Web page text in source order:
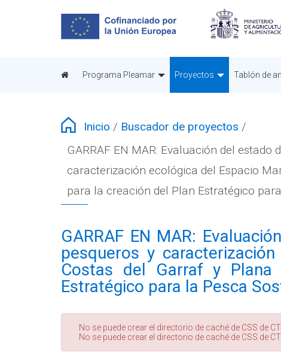
Programa Pleamar Proyectos Tablón de
Inicio / Buscador de proyectos /
GARRAF EN MAR: Evaluación del
caracterización ecológica del Espacio
para la creación del Plan Estratégico
GARRAF EN MAR:
pesqueros y
Costas del Garraf y
Estratégico para la Pesca
Mensaje
de
error
No se puede crear el directorio de caché de CSS de
No se puede crear el directorio de caché de CSS de